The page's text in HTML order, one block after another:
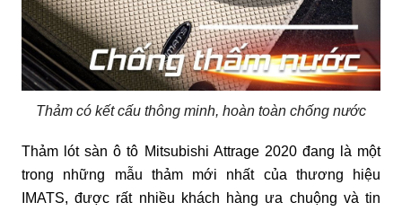
Thảm có kết cấu thông minh, hoàn toàn chống nước
Thảm lót sàn ô tô Mitsubishi Attrage 2020 đang là một
trong những mẫu thảm mới nhất của thương hiệu
IMATS, được rất nhiều khách hàng ưa chuộng và tin